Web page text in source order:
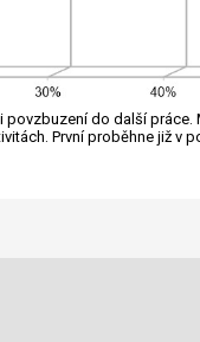
do další práce.
První proběhne již v